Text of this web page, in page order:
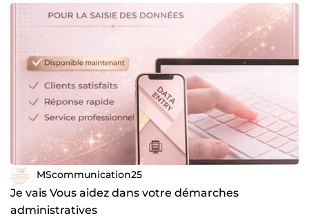
MScommunication25
Je vais Vous aidez dans votre démarches
administratives